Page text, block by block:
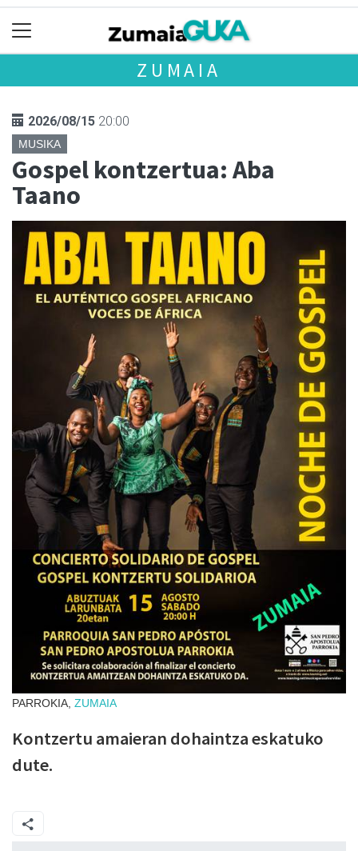
ZUMAIA
2026/08/15 20:00
MUSIKA
Gospel kontzertua: Aba
Taano
PARROKIA, ZUMAIA
Kontzertu amaieran dohaintza eskatuko
dute.